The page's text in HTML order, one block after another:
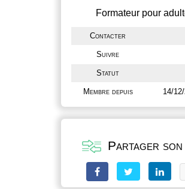
Formateur pour
Contacter
Suivre
Statut
Membre depuis 14/
Partager